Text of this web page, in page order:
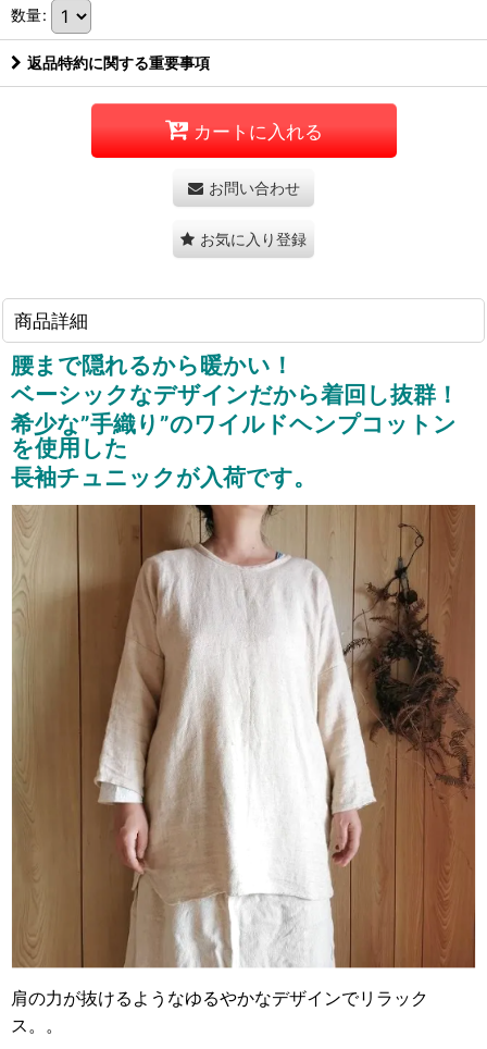
数量:
返品特約に関する重要事項
カートに入れる
お問い合わせ
お気に入り登録
商品詳細
腰まで隠れるから暖かい！
ベーシックなデザインだから着回し抜群！
希少な”手織り”のワイルドヘンプコットン
を使用した
長袖チュニックが入荷です。
肩の力が抜けるようなゆるやかなデザインでリラック
ス。。